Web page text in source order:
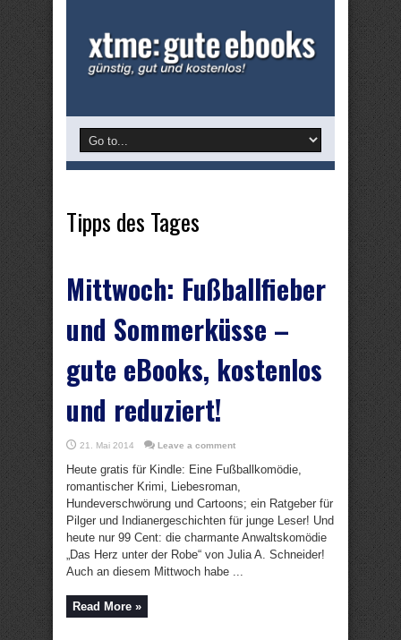
Tipps des Tages
Mittwoch: Fußballfieber
und Sommerküsse –
gute eBooks, kostenlos
und reduziert!
21. Mai 2014 Leave a comment
Heute gratis für Kindle: Eine Fußballkomödie,
romantischer Krimi, Liebesroman,
Hundeverschwörung und Cartoons; ein Ratgeber für
Pilger und Indianergeschichten für junge Leser! Und
heute nur 99 Cent: die charmante Anwaltskomödie
„Das Herz unter der Robe“ von Julia A. Schneider!
Auch an diesem Mittwoch habe ...
Read More »